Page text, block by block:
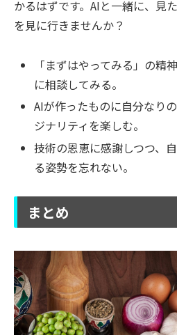
かるはずです。AIと一緒に、見
を見に行きませんか？
「まずはやってみる」の精
に相談してみる。
AIが作ったものに自分なり
ジナリティを楽しむ。
技術の恩恵に感謝しつつ、
る姿勢を忘れない。
まとめ